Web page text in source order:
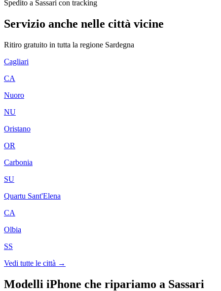
Spedito a Sassari con tracking
Servizio anche nelle città vicine
Ritiro gratuito in tutta la regione Sardegna
Cagliari
CA
Nuoro
NU
Oristano
OR
Carbonia
SU
Quartu Sant'Elena
CA
Olbia
SS
Vedi tutte le città →
Modelli iPhone che ripariamo a Sassari